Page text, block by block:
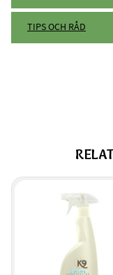
TIPS OCH RÅD